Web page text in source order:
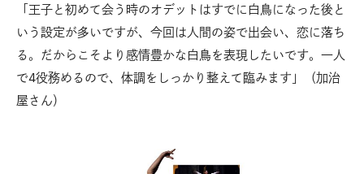
「王子と初めて会う時のオデットはすでに白鳥になった後と
いう設定が多いですが、今回は人間の姿で出会い、恋に落ち
る。だからこそより感情豊かな白鳥を表現したいです。一人
で4役務めるので、体調をしっかり整えて臨みます」（加治
屋さん）